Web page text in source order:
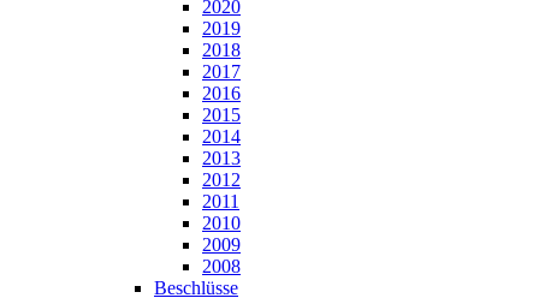
2020
2019
2018
2017
2016
2015
2014
2013
2012
2011
2010
2009
2008
Beschlüsse